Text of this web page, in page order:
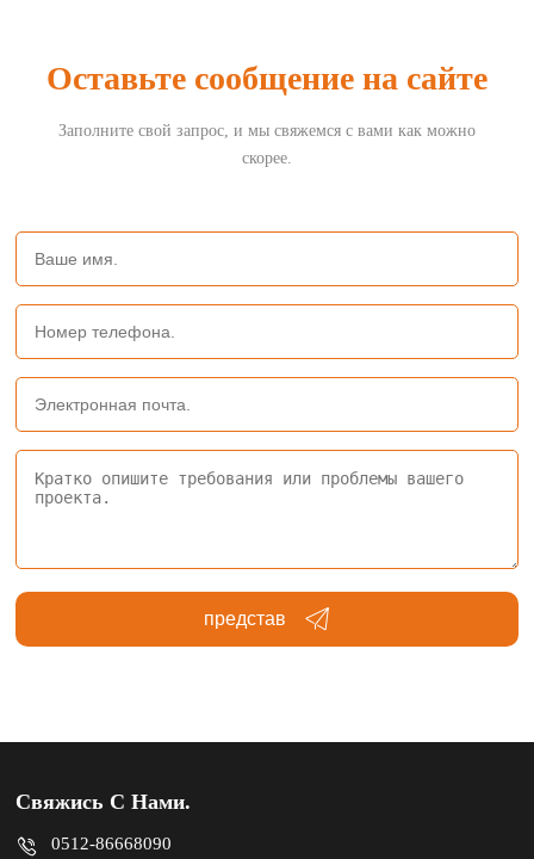
Оставьте сообщение на сайте
Заполните свой запрос, и мы свяжемся с вами как можно
скорее.
представ
Свяжись С Нами.
0512-86668090